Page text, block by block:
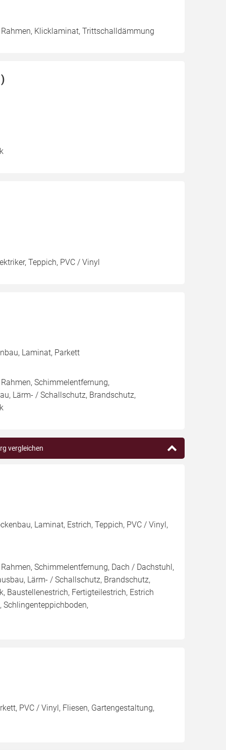
Klicklaminat, Trittschalldämmung
Teppich, PVC / Vinyl
Laminat, Parkett
Schimmelentfernung,
Lärm- / Schallschutz, Brandschutz,
vergleichen
Laminat, Estrich, Teppich, PVC / Vinyl,
Schimmelentfernung, Dach / Dachstuhl,
Lärm- / Schallschutz, Brandschutz,
Baustellenestrich, Fertigteilestrich, Estrich
PVC / Vinyl, Fliesen, Gartengestaltung,